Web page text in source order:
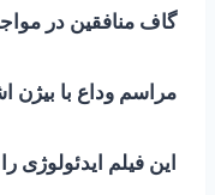
گاف منافقین در
مراسم وداع با بیژن
این فیلم ایدئولوژی